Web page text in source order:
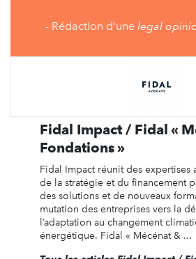
- Rédaction d’une legal
Fidal Impact / Fidal «
Fondations »
Fidal Impact réunit des expertises
de la stratégie et du financement
des solutions et de nouveaux
mutation des entreprises vers la
l’adaptation au changement
énergétique. Fidal « Mécénat & ...